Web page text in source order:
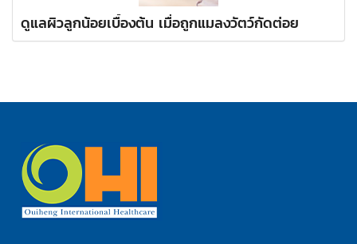
ดูแลผิวลูกน้อยเบื้องต้น เมื่อถูกแมลงวัตว์กัดต่อย